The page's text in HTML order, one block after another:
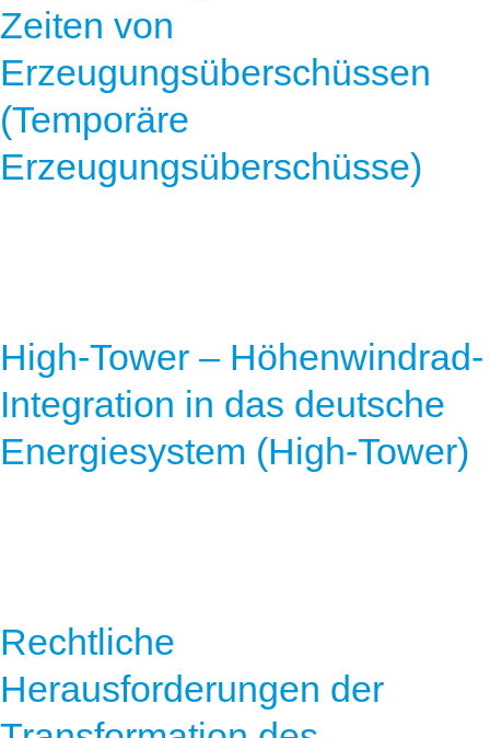
Zeiten von
Erzeugungsüberschüssen
(Temporäre
Erzeugungsüberschüsse)
High-Tower – Höhenwindrad-
Integration in das deutsche
Energiesystem (High-Tower)
Rechtliche
Herausforderungen der